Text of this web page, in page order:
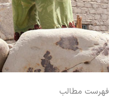
فهرست مطالب